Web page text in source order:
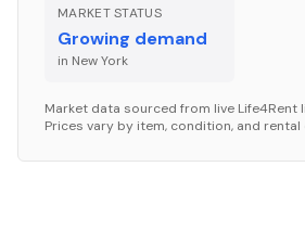
MARKET STATUS
Growing demand
in New York
Market data sourced from live Life4Rent
Prices vary by item, condition, and